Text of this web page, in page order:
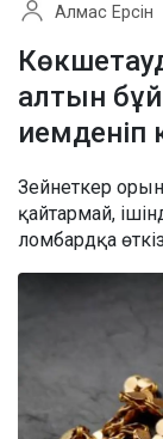
Алмас Ерсін
алтын
иемденіп
Зейнеткер
қайтармай,
ломбардқа